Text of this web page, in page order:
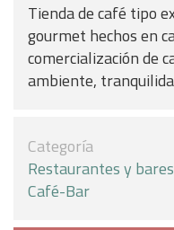
Tienda de café tipo
gourmet hechos en
comercialización de
ambiente,
Categoría
Restaurantes y bares
Café-Bar